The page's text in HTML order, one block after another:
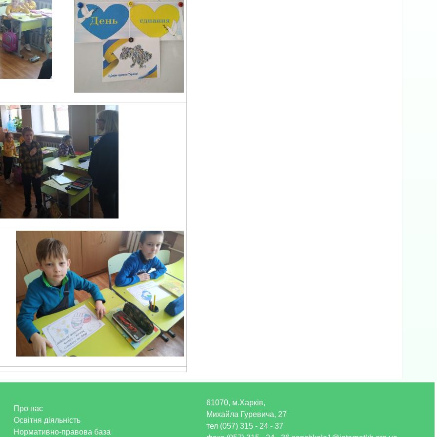
Про нас
Освітня діяльність
Нормативно-правова база
61070, м.Харків,
Михайла Гуревича, 27
тел (057) 315 - 24 - 37